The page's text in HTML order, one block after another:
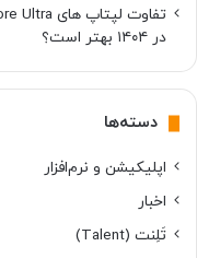
در ۱۴۰۴ بهتر است؟
دسته‌ها
اپلیکیشن و نرم‌افزار
اخبار
تَلِنت (Talent)